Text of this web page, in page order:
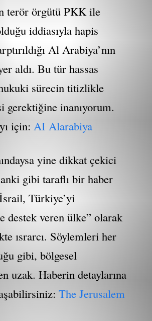
terör örgütü PKK ile
iddiasıyla hapis
Al Arabiya’nın
aldı. Bu tür hassas
sürecin titizlikle
gerektiğine inanıyorum.
için:AI Alarabiya
yine dikkat çekici
gibi taraflı bir haber
Türkiye’yi
destek veren ülke” olarak
ısrarcı. Söylemleri her
gibi, bölgesel
uzak. Haberin detaylarına
The Jerusalem